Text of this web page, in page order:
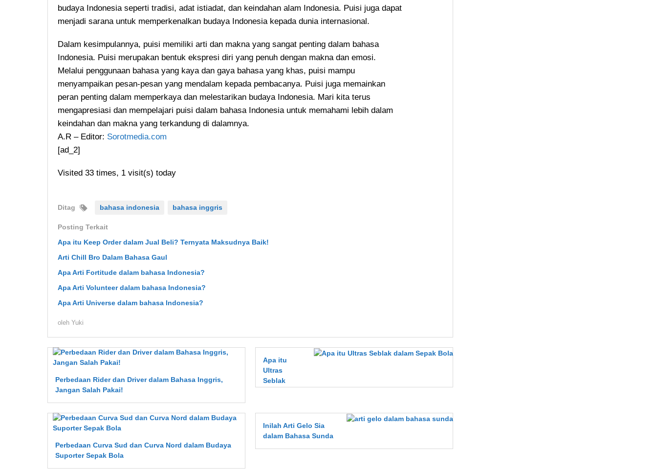
budaya Indonesia seperti tradisi, adat istiadat, dan keindahan alam Indonesia. Puisi juga dapat
menjadi sarana untuk memperkenalkan budaya Indonesia kepada dunia internasional.
Dalam kesimpulannya, puisi memiliki arti dan makna yang sangat penting dalam bahasa
Indonesia. Puisi merupakan bentuk ekspresi diri yang penuh dengan makna dan emosi.
Melalui penggunaan bahasa yang kaya dan gaya bahasa yang khas, puisi mampu
menyampaikan pesan-pesan yang mendalam kepada pembacanya. Puisi juga memainkan
peran penting dalam memperkaya dan melestarikan budaya Indonesia. Mari kita terus
mengapresiasi dan mempelajari puisi dalam bahasa Indonesia untuk memahami lebih dalam
keindahan dan makna yang terkandung di dalamnya.
A.R – Editor: Sorotmedia.com
[ad_2]
Visited 33 times, 1 visit(s) today
Ditag bahasa indonesia bahasa inggris
Posting Terkait
Apa itu Keep Order dalam Jual Beli? Ternyata Maksudnya Baik!
Arti Chill Bro Dalam Bahasa Gaul
Apa Arti Fortitude dalam bahasa Indonesia?
Apa Arti Volunteer dalam bahasa Indonesia?
Apa Arti Universe dalam bahasa Indonesia?
oleh Yuki
Perbedaan Rider dan Driver dalam Bahasa Inggris,
Jangan Salah Pakai!
Apa itu
Ultras
Seblak
Bola?
Perbedaan Curva Sud dan Curva Nord dalam Budaya
Suporter Sepak Bola
Inilah Arti Gelo Sia
dalam Bahasa Sunda